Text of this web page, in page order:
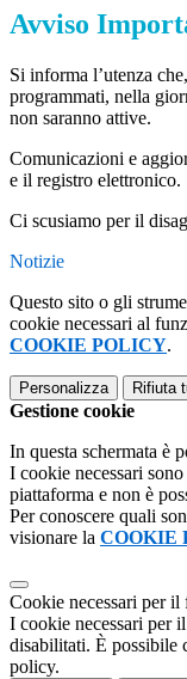
Avviso
Si informa l’utenza
programmati, nella
non saranno attive.
Comunicazioni e
e il registro elettronico.
Ci scusiamo per il
Notizie
Questo sito o gli
cookie necessari al
COOKIE POLICY.
Personalizza Rifiuta
Gestione cookie
In questa schermata è
I cookie necessari
piattaforma e non è
Per conoscere quali
visionare la COOKIE
Cookie necessari per il
I cookie necessari per
disabilitati. È possibile
policy.